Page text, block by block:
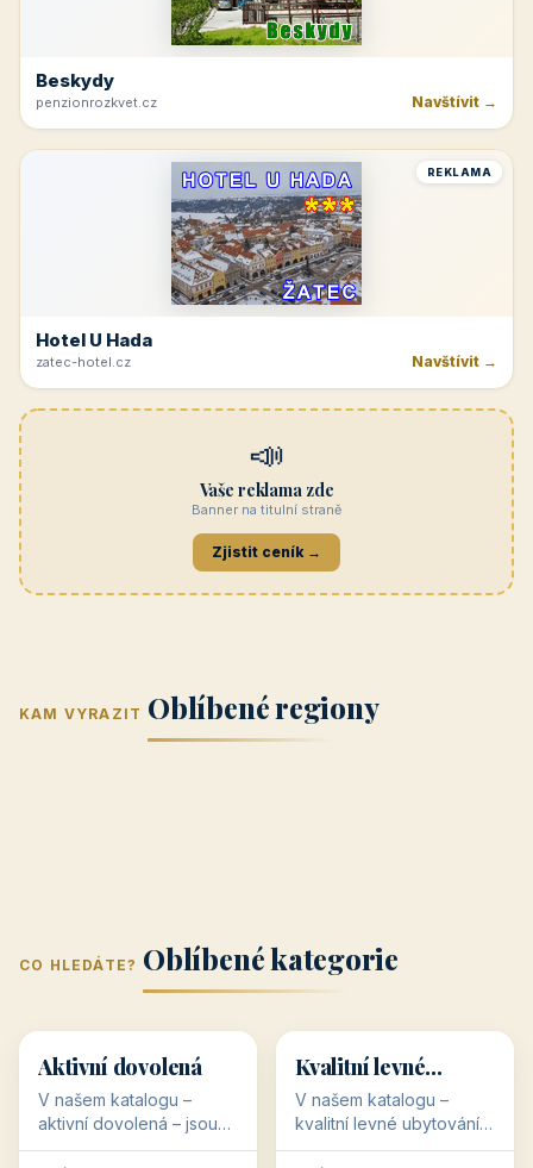
Beskydy
penzionrozkvet.cz Navštívit →
REKLAMA
Hotel U Hada
zatec-hotel.cz Navštívit →
📣
Vaše reklama zde
Banner na titulní straně
Zjistit ceník →
KAM VYRAZIT Oblíbené regiony
(Jihomoravský
kraj)
kraj)
Zlínský kraj Žilinský
Karlovarský
Střední Čechy
(Středočeský
CO HLEDÁTE? Oblíbené kategorie
🥾 36 objektů
Aktivní dovolená
V našem katalogu –
aktivní dovolená – jsou
pro Vás připraveny
💰
💰
34 objektů
Kvalitní levné
ubytování
V našem katalogu –
kvalitní levné ubytování –
jsou pro Vás připraveny